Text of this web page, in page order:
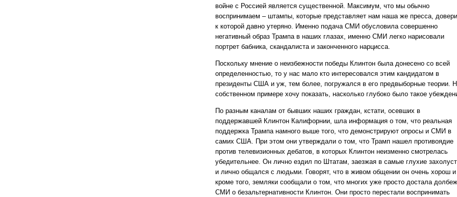
войне с Россией является существенной. Максимум, что мы обычно
воспринимаем – штампы, которые представляет нам наша же пресса,
к которой давно утеряно. Именно подача СМИ обусловила совершенно
негативный образ Трампа в наших глазах, именно СМИ легко нарисовали
портрет бабника, скандалиста и законченного нарцисса.
Поскольку мнение о неизбежности победы Клинтон была донесено со всей
определенностью, то у нас мало кто интересовался этим кандидатом в
президенты США и уж, тем более, погружался в его предвыборные теории.
собственном примере хочу показать, насколько глубоко было такое
По разным каналам от бывших наших граждан, кстати, осевших в
поддержавшей Клинтон Калифорнии, шла информация о том, что реальная
поддержка Трампа намного выше того, что демонстрируют опросы и СМИ в
самих США. При этом они утверждали о том, что Трамп нашел противоядие
против телевизионных дебатов, в которых Клинтон неизменно смотрелась
убедительнее. Он лично ездил по Штатам, заезжая в самые глухие
и лично общался с людьми. Говорят, что в живом общении он очень хорош и
кроме того, земляки сообщали о том, что многих уже просто достала
СМИ о безальтернативности Клинтон. Они просто перестали воспринимать